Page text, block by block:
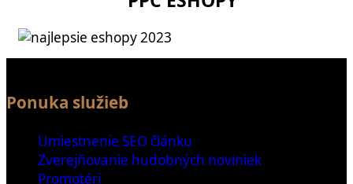
Ponuka služieb
Umiestnenie SEO článku
Zverejňovanie hudobných noviniek
Promotéri